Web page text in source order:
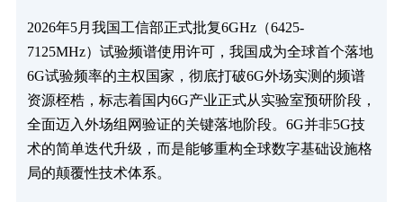
2026年5月我国工信部正式批复6GHz（6425-
7125MHz）试验频谱使用许可，我国成为全球首个落地
6G试验频率的主权国家，彻底打破6G外场实测的频谱
资源桎梏，标志着国内6G产业正式从实验室预研阶段，
全面迈入外场组网验证的关键落地阶段。6G并非5G技
术的简单迭代升级，而是能够重构全球数字基础设施格
局的颠覆性技术体系。